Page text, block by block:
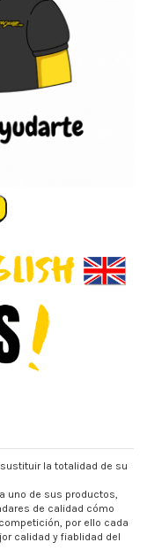
la totalidad de su
uno de sus productos,
de calidad cómo
por ello cada
calidad y fiablidad del